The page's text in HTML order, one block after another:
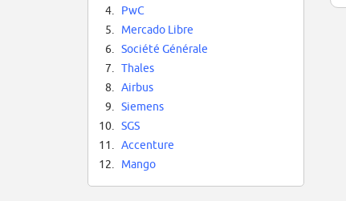
4.
PwC
5.
Mercado Libre
6.
Société Générale
7.
Thales
8.
Airbus
9.
Siemens
10.
SGS
11.
Accenture
12.
Mango